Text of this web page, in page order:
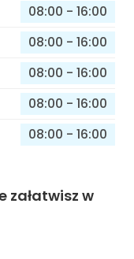
08:00 - 16:00
08:00 - 16:00
08:00 - 16:00
08:00 - 16:00
08:00 - 16:00
załatwisz w